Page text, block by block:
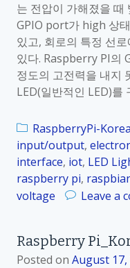
y
P
i
_
K
o
_
2
5
.
7
D
i
는 전압이 가해졌을
GPIO port가 high 상
있고, 회로의 특정 선
있다. Raspberry PI의
정도의 고전력을 내지
LED(일반적인 LED)를
RaspberryPi-Korea
input/output,
interface, iot, LED
raspberry pi,
voltage
Leave a
Raspberry
Posted on August 17,